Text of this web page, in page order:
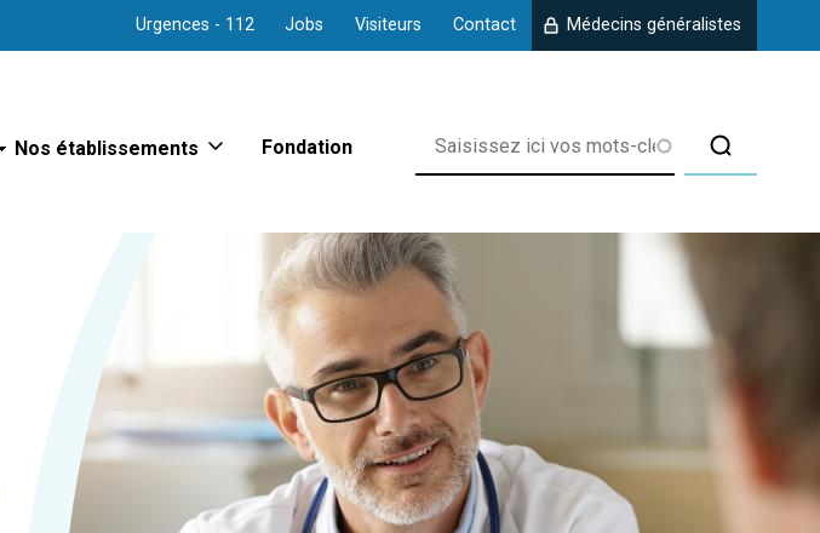
Urgences - 112 Jobs Visiteurs Contact Médecins généralistes
Nos établissements
Hôpital psychiatrique de Bertrix
Polyclinique de Vielsalm
Maison de repos
Maison de repos et de soins d'Amberloup
Maison de repos et de soins de Chanly
Fondation